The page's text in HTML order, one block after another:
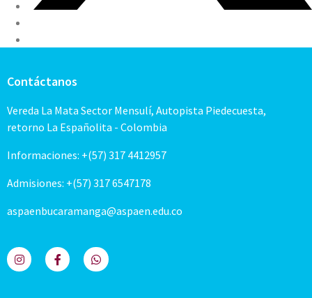
Contáctanos
Vereda La Mata Sector Mensulí, Autopista Piedecuesta,
retorno La Españolita - Colombia
Informaciones: +(57) 317 4412957
Admisiones: +(57) 317 6547178
aspaenbucaramanga@aspaen.edu.co